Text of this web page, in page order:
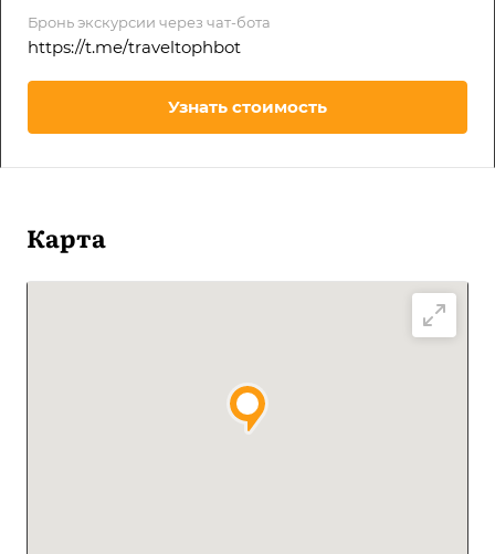
Бронь экскурсии через чат-бота
https://t.me/traveltophbot
Узнать стоимость
Карта